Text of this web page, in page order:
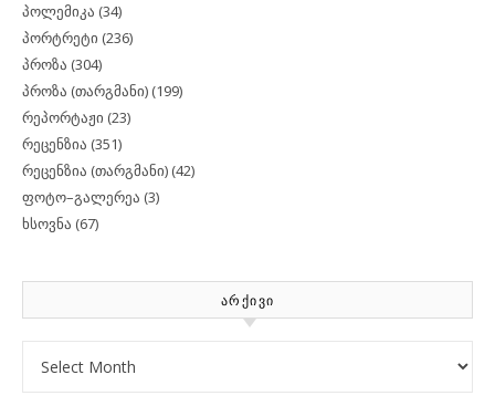
პოლემიკა (34)
პორტრეტი (236)
პროზა (304)
პროზა (თარგმანი) (199)
რეპორტაჟი (23)
რეცენზია (351)
რეცენზია (თარგმანი) (42)
ფოტო–გალერეა (3)
ხსოვნა (67)
ᲐᲠᲥᲘᲕᲘ